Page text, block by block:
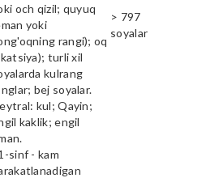
och qizil; quyuq
yoki
rangi); oq
turli xil
kulrang
bej soyalar.
kul; Qayin;
kaklik; engil
> 797
soyalar
sinf - kam